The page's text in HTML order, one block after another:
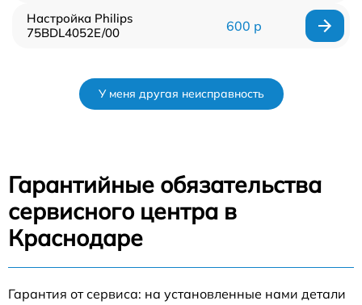
Настройка Philips
75BDL4052E/00
600 р
У меня другая неисправность
Гарантийные обязательства
сервисного центра в
Краснодаре
Гарантия от сервиса: на установленные нами детали